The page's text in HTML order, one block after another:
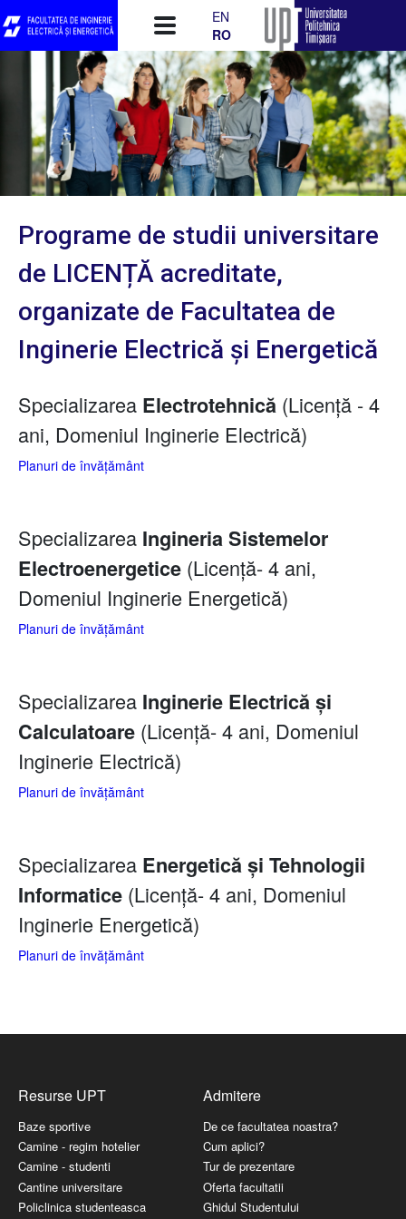
EN
RO
Programe de studii universitare
de LICENȚĂ acreditate,
organizate de Facultatea de
Inginerie Electrică și Energetică
Specializarea Electrotehnică (Licență - 4
ani, Domeniul Inginerie Electrică)
Planuri de învățământ
Specializarea Ingineria Sistemelor
Electroenergetice (Licență- 4 ani,
Domeniul Inginerie Energetică)
Planuri de învățământ
Specializarea Inginerie Electrică și
Calculatoare (Licență- 4 ani, Domeniul
Inginerie Electrică)
Planuri de învățământ
Specializarea Energetică și Tehnologii
Informatice (Licență- 4 ani, Domeniul
Inginerie Energetică)
Planuri de învățământ
Resurse UPT
Baze sportive
Camine - regim hotelier
Camine - studenti
Cantine universitare
Policlinica studenteasca
Admitere
De ce facultatea noastra?
Cum aplici?
Tur de prezentare
Oferta facultatii
Ghidul Studentului